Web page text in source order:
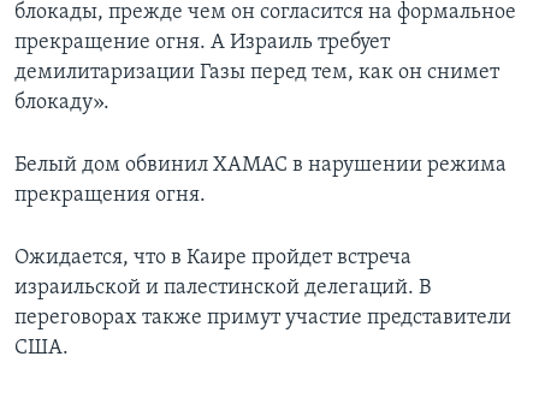
блокады, прежде чем он согласится на формальное
прекращение огня. А Израиль требует
демилитаризации Газы перед тем, как он снимет
блокаду».
Белый дом обвинил ХАМАС в нарушении режима
прекращения огня.
Ожидается, что в Каире пройдет встреча
израильской и палестинской делегаций. В
переговорах также примут участие представители
США.